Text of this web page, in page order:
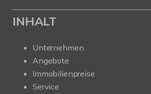
INHALT
Unternehmen
Angebote
Immobilienpreise
Service